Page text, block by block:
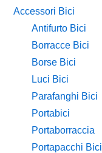
Accessori Bici
Antifurto Bici
Borracce Bici
Borse Bici
Luci Bici
Parafanghi Bici
Portabici
Portaborraccia
Portapacchi Bici